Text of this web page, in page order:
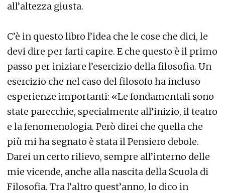
all’altezza giusta.
C’è in questo libro l’idea che le cose che dici, le
devi dire per farti capire. E che questo è il primo
passo per iniziare l’esercizio della filosofia. Un
esercizio che nel caso del filosofo ha incluso
esperienze importanti: «Le fondamentali sono
state parecchie, specialmente all’inizio, il teatro
e la fenomenologia. Però direi che quella che
più mi ha segnato è stata il Pensiero debole.
Darei un certo rilievo, sempre all’interno delle
mie vicende, anche alla nascita della Scuola di
Filosofia. Tra l’altro quest’anno, lo dico in